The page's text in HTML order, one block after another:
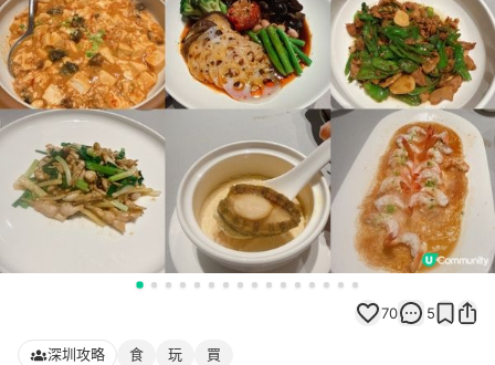
70 5
深圳攻略 食 玩 買